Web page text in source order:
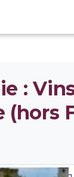
:
(hors